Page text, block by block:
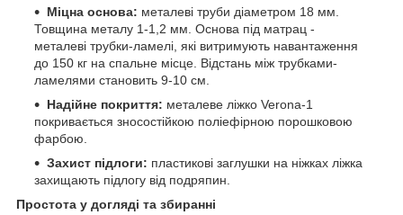
Міцна основа: металеві труби діаметром 18 мм.
Товщина металу 1-1,2 мм. Основа під матрац -
металеві трубки-ламелі, які витримують навантаження
до 150 кг на спальне місце. Відстань між трубками-
ламелями становить 9-10 см.
Надійне покриття: металеве ліжко Verona-1
покривається зносостійкою поліефірною порошковою
фарбою.
Захист підлоги: пластикові заглушки на ніжках ліжка
захищають підлогу від подряпин.
Простота у догляді та збиранні